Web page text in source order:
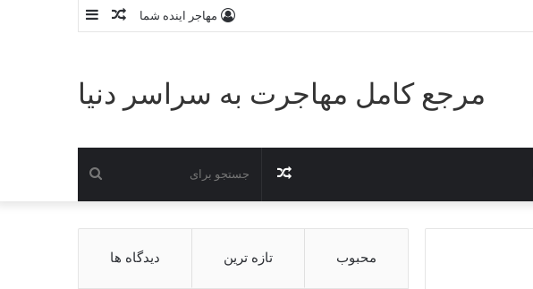
نوشته مهاجر اینده شما
مرجع کامل مهاجرت به سراسر دنیا
برای
نوشته
تصادفی
محبوب تازه ترین دیدگاه ها